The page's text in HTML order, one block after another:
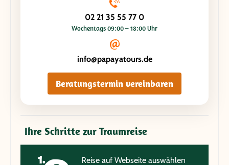
02 21 35 55 77 0
Wochentags 09:00 – 18:00 Uhr
info@papayatours.de
Beratungstermin vereinbaren
Ihre Schritte zur Traumreise
Reise auf Webseite auswählen